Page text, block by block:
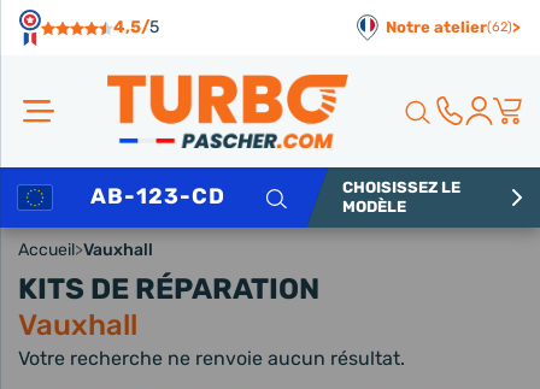
4,5/5 Notre atelier(62)>
Rechercher
CHOISISSEZ LE
MODÈLE
Accueil>Vauxhall
KITS DE RÉPARATION
Vauxhall
Votre recherche ne renvoie aucun résultat.
Panneau de gestion des cookies